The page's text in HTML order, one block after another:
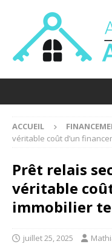
ACCUEIL
véritable coût d’un
Prêt relais
véritable
immobilier
juillet 25, 2025